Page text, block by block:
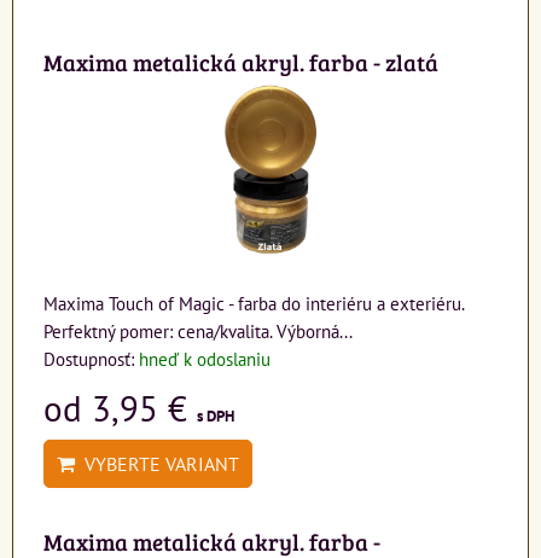
Maxima metalická akryl. farba - zlatá
Maxima Touch of Magic - farba do interiéru a exteriéru.
Perfektný pomer: cena/kvalita. Výborná...
Dostupnosť: hneď k odoslaniu
od 3,95 € s DPH
VYBERTE VARIANT
Maxima metalická akryl. farba -